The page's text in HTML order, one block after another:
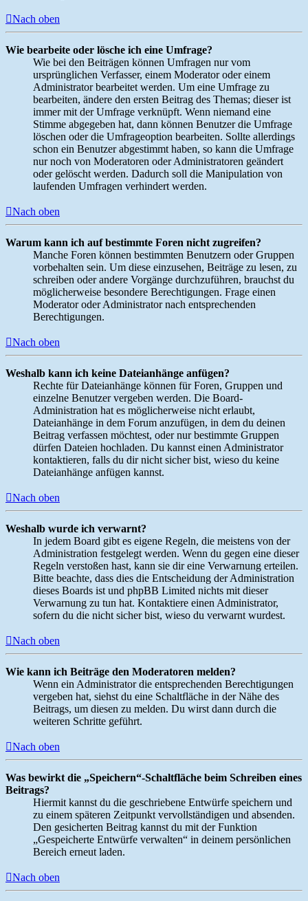
Nach oben
Wie bearbeite oder lösche ich eine Umfrage?
Wie bei den Beiträgen können Umfragen nur vom
ursprünglichen Verfasser, einem Moderator oder einem
Administrator bearbeitet werden. Um eine Umfrage zu
bearbeiten, ändere den ersten Beitrag des Themas; dieser ist
immer mit der Umfrage verknüpft. Wenn niemand eine
Stimme abgegeben hat, dann können Benutzer die Umfrage
löschen oder die Umfrageoption bearbeiten. Sollte allerdings
schon ein Benutzer abgestimmt haben, so kann die Umfrage
nur noch von Moderatoren oder Administratoren geändert
oder gelöscht werden. Dadurch soll die Manipulation von
laufenden Umfragen verhindert werden.
Nach oben
Warum kann ich auf bestimmte Foren nicht zugreifen?
Manche Foren können bestimmten Benutzern oder Gruppen
vorbehalten sein. Um diese einzusehen, Beiträge zu lesen, zu
schreiben oder andere Vorgänge durchzuführen, brauchst du
möglicherweise besondere Berechtigungen. Frage einen
Moderator oder Administrator nach entsprechenden
Berechtigungen.
Nach oben
Weshalb kann ich keine Dateianhänge anfügen?
Rechte für Dateianhänge können für Foren, Gruppen und
einzelne Benutzer vergeben werden. Die Board-
Administration hat es möglicherweise nicht erlaubt,
Dateianhänge in dem Forum anzufügen, in dem du deinen
Beitrag verfassen möchtest, oder nur bestimmte Gruppen
dürfen Dateien hochladen. Du kannst einen Administrator
kontaktieren, falls du dir nicht sicher bist, wieso du keine
Dateianhänge anfügen kannst.
Nach oben
Weshalb wurde ich verwarnt?
In jedem Board gibt es eigene Regeln, die meistens von der
Administration festgelegt werden. Wenn du gegen eine dieser
Regeln verstoßen hast, kann sie dir eine Verwarnung erteilen.
Bitte beachte, dass dies die Entscheidung der Administration
dieses Boards ist und phpBB Limited nichts mit dieser
Verwarnung zu tun hat. Kontaktiere einen Administrator,
sofern du die nicht sicher bist, wieso du verwarnt wurdest.
Nach oben
Wie kann ich Beiträge den Moderatoren melden?
Wenn ein Administrator die entsprechenden Berechtigungen
vergeben hat, siehst du eine Schaltfläche in der Nähe des
Beitrags, um diesen zu melden. Du wirst dann durch die
weiteren Schritte geführt.
Nach oben
Was bewirkt die „Speichern“-Schaltfläche beim Schreiben eines
Beitrags?
Hiermit kannst du die geschriebene Entwürfe speichern und
zu einem späteren Zeitpunkt vervollständigen und absenden.
Den gesicherten Beitrag kannst du mit der Funktion
„Gespeicherte Entwürfe verwalten“ in deinem persönlichen
Bereich erneut laden.
Nach oben